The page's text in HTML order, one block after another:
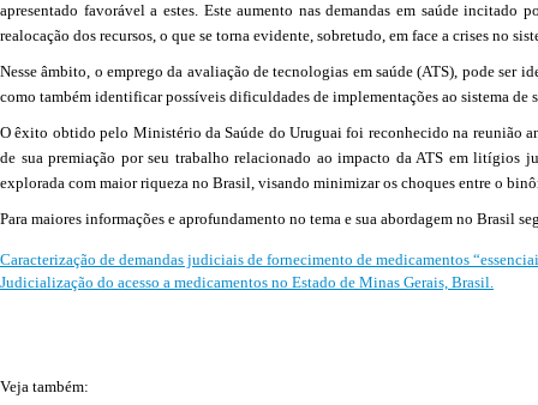
apresentado favorável a estes. Este aumento nas demandas em saúde
realocação dos recursos, o que se torna evidente, sobretudo, em face a crises no
Nesse âmbito, o emprego da avaliação de tecnologias em saúde (ATS), pode ser
como também identificar possíveis dificuldades de implementações ao sistema
O êxito obtido pelo Ministério da Saúde do Uruguai foi reconhecido na reunião
de sua premiação por seu trabalho relacionado ao impacto da ATS em litígios
explorada com maior riqueza no Brasil, visando minimizar os choques entre o
Para maiores informações e aprofundamento no tema e sua abordagem no Brasil
Caracterização de demandas judiciais de fornecimento de medicamentos
Judicialização do acesso a medicamentos no Estado de Minas Gerais, Brasil.
Veja também: